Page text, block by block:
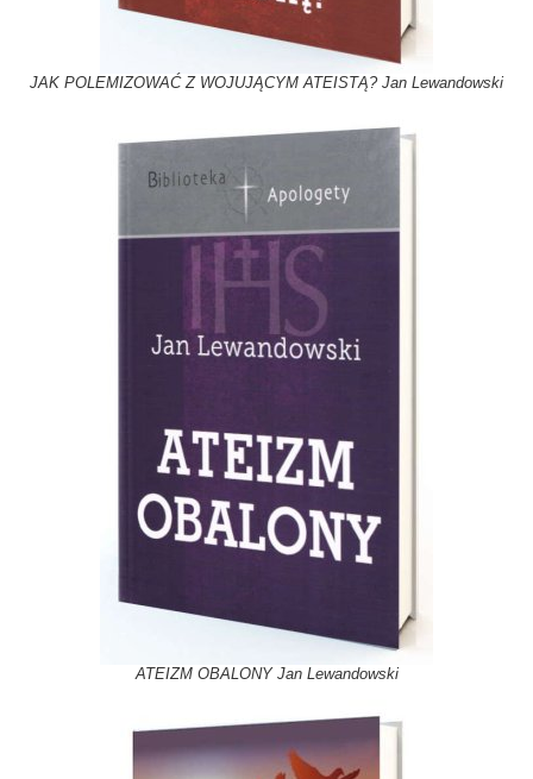
JAK POLEMIZOWAĆ Z WOJUJĄCYM ATEISTĄ? Jan Lewandowski
ATEIZM OBALONY Jan Lewandowski